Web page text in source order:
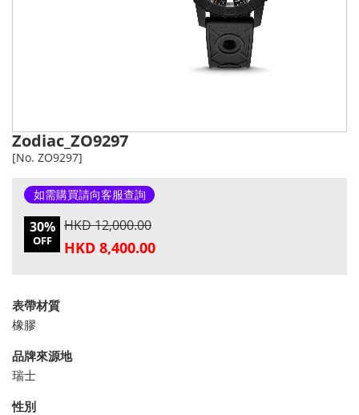
Zodiac_ZO9297
[No. ZO9297]
如需購買請向客服查詢
30%
OFF
HKD 12,000.00
HKD 8,400.00
表帶材質
橡膠
品牌來源地
瑞士
性別